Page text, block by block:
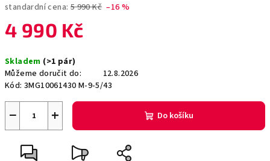
standardní cena: 5 990 Kč –16 %
4 990 Kč
cena:
Skladem (>1 pár)
Můžeme doručit do:
12.8.2026
Kód: 3MG10061430 M-9-5/43
+
− Do košíku